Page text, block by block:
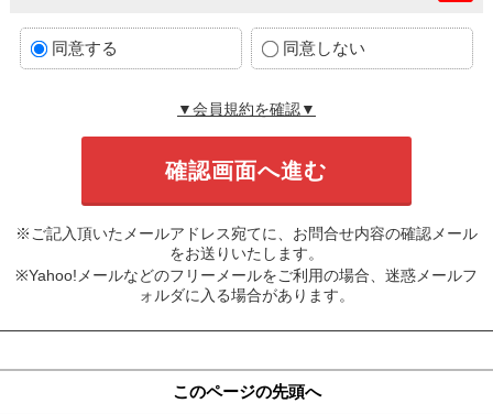
同意する 同意しない
▼会員規約を確認▼
※ご記入頂いたメールアドレス宛てに、お問合せ内容の確認メール
をお送りいたします。
※Yahoo!メールなどのフリーメールをご利用の場合、迷惑メールフ
ォルダに入る場合があります。
このページの先頭へ